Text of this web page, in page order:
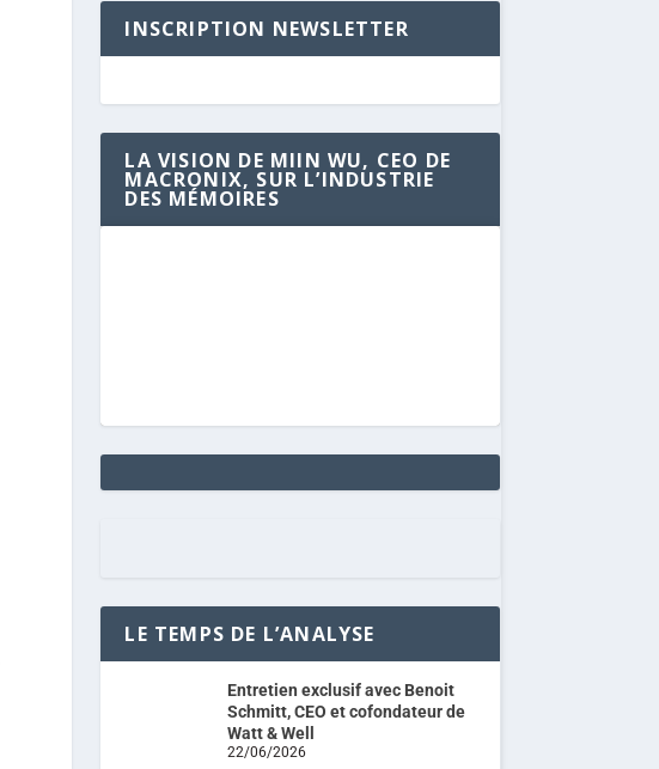
INSCRIPTION NEWSLETTER
LA VISION DE MIIN WU, CEO DE
MACRONIX, SUR L’INDUSTRIE
DES MÉMOIRES
LE TEMPS DE L’ANALYSE
Entretien exclusif avec Benoit
Schmitt, CEO et cofondateur de
Watt & Well
22/06/2026